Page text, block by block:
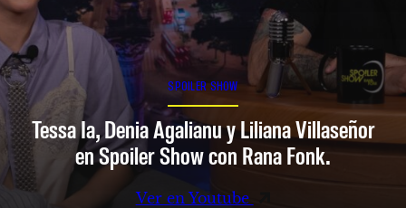
SPOILER SHOW
Tessa Ia, Denia Agalianu y Liliana Villaseñor
en Spoiler Show con Rana Fonk.
Ver en Youtube